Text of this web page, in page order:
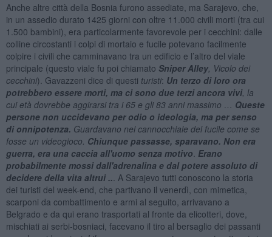
Anche altre città della Bosnia furono assediate, ma Sarajevo, che,
in un assedio durato 1425 giorni con oltre 11.000 civili morti (tra cui
1.500 bambini), era particolarmente favorevole per i cecchini: dalle
colline circostanti i colpi di mortaio e fucile potevano facilmente
colpire i civili che camminavano tra un edificio e l’altro del viale
principale (questo viale fu poi chiamato Sniper Alley, Vicolo dei
cecchini). Gavazzeni dice di questi turisti: Un terzo di loro ora
potrebbero essere morti, ma ci sono due terzi ancora vivi, la
cui età dovrebbe aggirarsi tra i 65 e gli 83 anni massimo … Queste
persone non uccidevano per odio o ideologia, ma per senso
di onnipotenza. Guardavano nel cannocchiale del fucile come se
fosse un videogioco. Chiunque passasse, sparavano. Non era
guerra, era una caccia all'uomo senza motivo Erano
probabilmente mossi dall'adrenalina e dal potere assoluto di
decidere della vita altrui .. . A Sarajevo tutti conoscono la storia
dei turisti del week-end, che partivano il venerdì, con mimetica,
scarponi da combattimento e armi al seguito, arrivavano a
Belgrado e da qui erano trasportati al fronte da elicotteri, dove,
mischiati ai serbi-bosniaci, facevano il tiro al bersaglio dei passanti